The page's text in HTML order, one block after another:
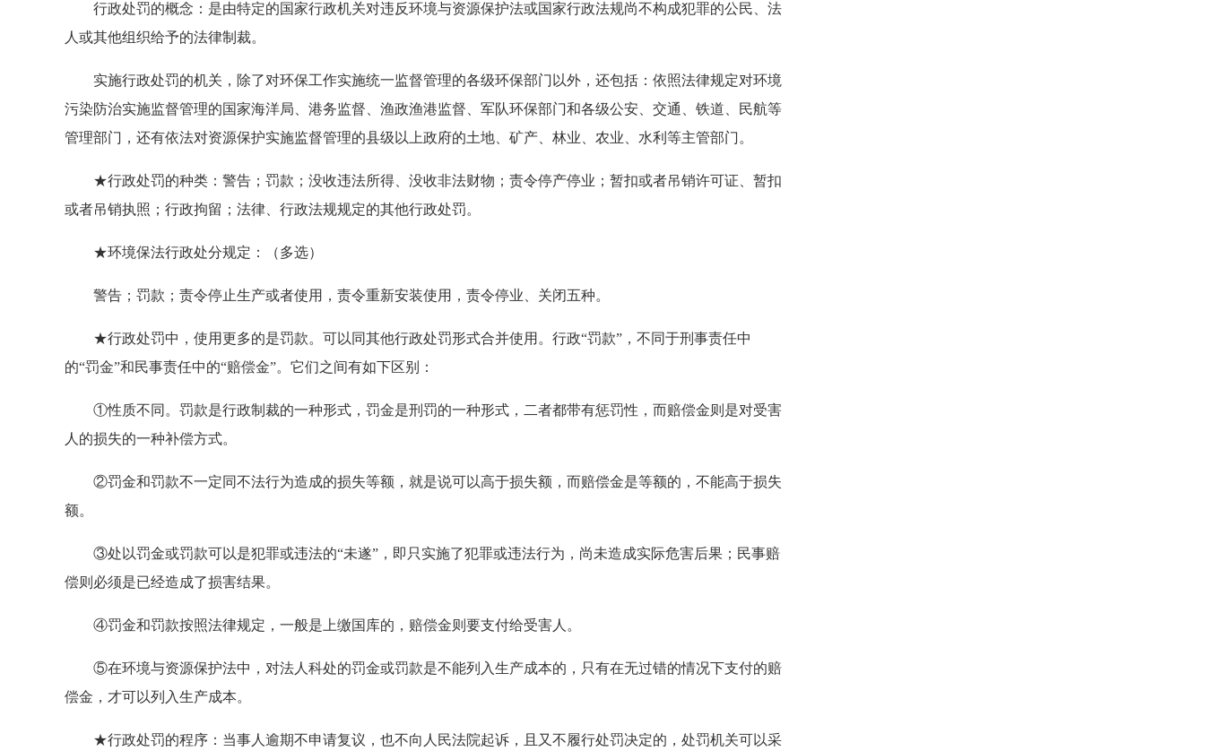
行政处罚的概念：是由特定的国家行政机关对违反环境与资源保护法或国家行政法规尚不构成犯罪的公民、法
人或其他组织给予的法律制裁。
实施行政处罚的机关，除了对环保工作实施统一监督管理的各级环保部门以外，还包括：依照法律规定对环境
污染防治实施监督管理的国家海洋局、港务监督、渔政渔港监督、军队环保部门和各级公安、交通、铁道、民航等
管理部门，还有依法对资源保护实施监督管理的县级以上政府的土地、矿产、林业、农业、水利等主管部门。
★行政处罚的种类：警告；罚款；没收违法所得、没收非法财物；责令停产停业；暂扣或者吊销许可证、暂扣
或者吊销执照；行政拘留；法律、行政法规规定的其他行政处罚。
★环境保法行政处分规定：（多选）
警告；罚款；责令停止生产或者使用，责令重新安装使用，责令停业、关闭五种。
★行政处罚中，使用更多的是罚款。可以同其他行政处罚形式合并使用。行政“罚款”，不同于刑事责任中
的“罚金”和民事责任中的“赔偿金”。它们之间有如下区别：
①性质不同。罚款是行政制裁的一种形式，罚金是刑罚的一种形式，二者都带有惩罚性，而赔偿金则是对受害
人的损失的一种补偿方式。
②罚金和罚款不一定同不法行为造成的损失等额，就是说可以高于损失额，而赔偿金是等额的，不能高于损失
额。
③处以罚金或罚款可以是犯罪或违法的“未遂”，即只实施了犯罪或违法行为，尚未造成实际危害后果；民事赔
偿则必须是已经造成了损害结果。
④罚金和罚款按照法律规定，一般是上缴国库的，赔偿金则要支付给受害人。
⑤在环境与资源保护法中，对法人科处的罚金或罚款是不能列入生产成本的，只有在无过错的情况下支付的赔
偿金，才可以列入生产成本。
★行政处罚的程序：当事人逾期不申请复议，也不向人民法院起诉，且又不履行处罚决定的，处罚机关可以采